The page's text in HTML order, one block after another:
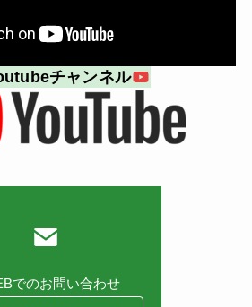
チャンネル
でのお問い合わせ